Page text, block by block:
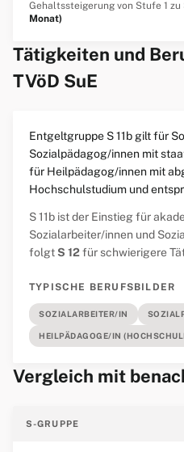
Gehaltssteigerung von Stufe 1 zu
Monat)
Tätigkeiten und
TVöD SuE
Entgeltgruppe S 11b gilt für
Sozialpädagog/innen mit
für Heilpädagog/innen mit
Hochschulstudium und
S 11b ist der Einstieg für
Sozialarbeiter/innen und
folgtS 12für schwierigere
TYPISCHE BERUFSBILDER
SOZIALARBEITER/IN
HEILPÄDAGOGE/IN
Vergleich mit
S-GRUPPE